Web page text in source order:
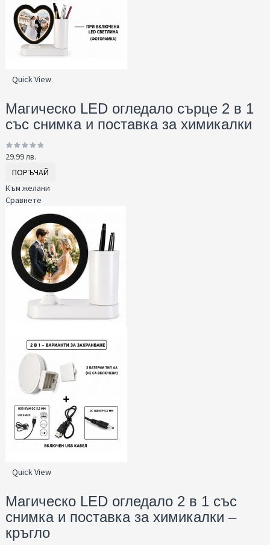
Quick View
Магическо LED огледало сърце 2 в 1
със снимка и поставка за химикалки
29.99 лв.
ПОРЪЧАЙ
Към желани
Сравнете
Quick View
Магическо LED огледало 2 в 1 със
снимка и поставка за химикалки –
кръгло